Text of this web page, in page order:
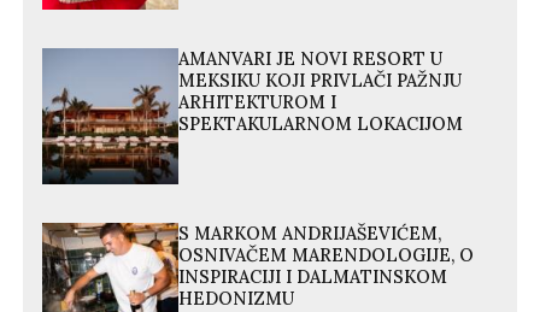
AMANVARI JE NOVI RESORT U
MEKSIKU KOJI PRIVLAČI PAŽNJU
ARHITEKTUROM I
SPEKTAKULARNOM LOKACIJOM
S MARKOM ANDRIJAŠEVIĆEM,
OSNIVAČEM MARENDOLOGIJE, O
INSPIRACIJI I DALMATINSKOM
HEDONIZMU